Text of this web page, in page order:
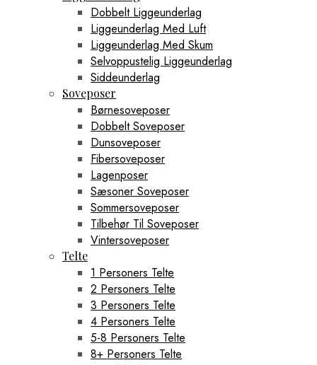
Dobbelt Liggeunderlag
Liggeunderlag Med Luft
Liggeunderlag Med Skum
Selvoppustelig Liggeunderlag
Siddeunderlag
Soveposer
Børnesoveposer
Dobbelt Soveposer
Dunsoveposer
Fibersoveposer
Lagenposer
Sæsoner Soveposer
Sommersoveposer
Tilbehør Til Soveposer
Vintersoveposer
Telte
1 Personers Telte
2 Personers Telte
3 Personers Telte
4 Personers Telte
5-8 Personers Telte
8+ Personers Telte